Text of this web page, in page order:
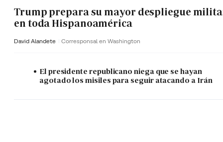
Trump prepara su mayor despliegue
en toda Hispanoamérica
David Alandete Corresponsal en Washington
El presidente republicano niega que se hayan
agotado los misiles para seguir atacando a Irán